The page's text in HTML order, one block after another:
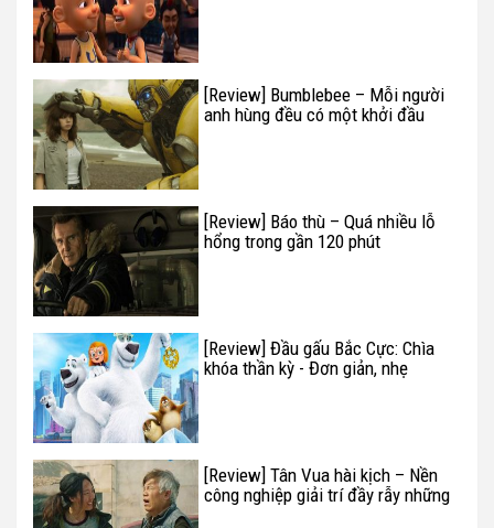
[Review] Bumblebee – Mỗi người
anh hùng đều có một khởi đầu
[Review] Báo thù – Quá nhiều lỗ
hổng trong gần 120 phút
[Review] Đầu gấu Bắc Cực: Chìa
khóa thần kỳ - Đơn giản, nhẹ
[Review] Tân Vua hài kịch – Nền
công nghiệp giải trí đầy rẫy những